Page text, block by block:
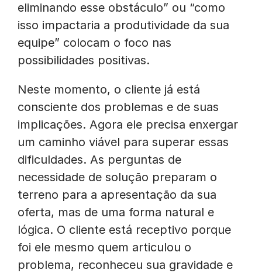
eliminando esse obstáculo” ou “como
isso impactaria a produtividade da sua
equipe” colocam o foco nas
possibilidades positivas.
Neste momento, o cliente já está
consciente dos problemas e de suas
implicações. Agora ele precisa enxergar
um caminho viável para superar essas
dificuldades. As perguntas de
necessidade de solução preparam o
terreno para a apresentação da sua
oferta, mas de uma forma natural e
lógica. O cliente está receptivo porque
foi ele mesmo quem articulou o
problema, reconheceu sua gravidade e